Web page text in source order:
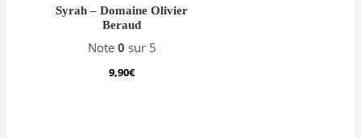
Syrah – Domaine Olivier
Beraud
Note 0 sur 5
9,90€